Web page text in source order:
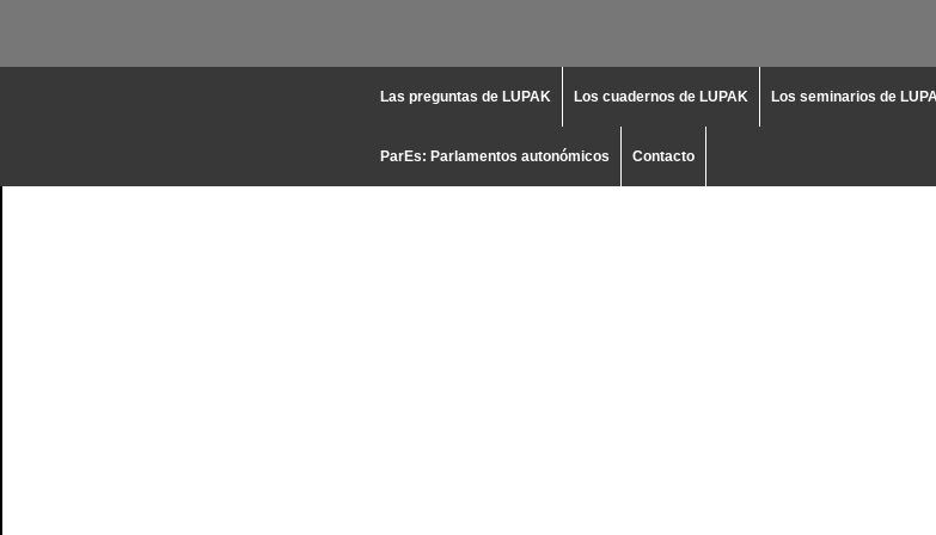
Las preguntas de LUPAK Los cuadernos de LUPAK Los seminarios de
ParEs: Parlamentos autonómicos Contacto